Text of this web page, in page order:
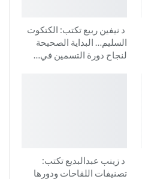
د نيفين ربيع تكتب: الكتكوت
السليم… البداية الصحيحة
لنجاح دورة التسمين في…
د زينب عبدالبديع تكتب:
تصنيفات اللقاحات ودورها